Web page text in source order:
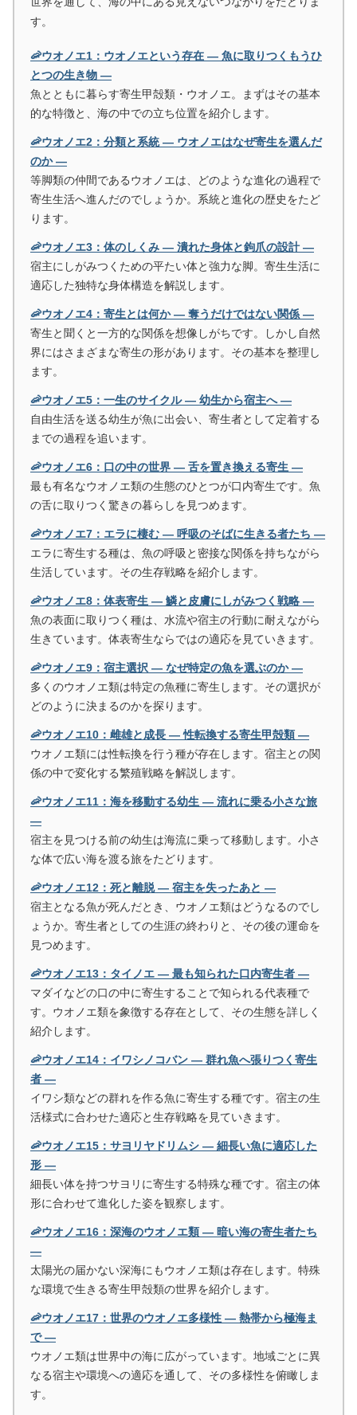
す。
🦐ウオノエ1：ウオノエという存在 ― 魚に取りつくもうひ
とつの生き物 ―
魚とともに暮らす寄生甲殻類・ウオノエ。まずはその基本
的な特徴と、海の中での立ち位置を紹介します。
🦐ウオノエ2：分類と系統 ― ウオノエはなぜ寄生を選んだ
のか ―
等脚類の仲間であるウオノエは、どのような進化の過程で
寄生生活へ進んだのでしょうか。系統と進化の歴史をたど
ります。
🦐ウオノエ3：体のしくみ ― 潰れた身体と鉤爪の設計 ―
宿主にしがみつくための平たい体と強力な脚。寄生生活に
適応した独特な身体構造を解説します。
🦐ウオノエ4：寄生とは何か ― 奪うだけではない関係 ―
寄生と聞くと一方的な関係を想像しがちです。しかし自然
界にはさまざまな寄生の形があります。その基本を整理し
ます。
🦐ウオノエ5：一生のサイクル ― 幼生から宿主へ ―
自由生活を送る幼生が魚に出会い、寄生者として定着する
までの過程を追います。
🦐ウオノエ6：口の中の世界 ― 舌を置き換える寄生 ―
最も有名なウオノエ類の生態のひとつが口内寄生です。魚
の舌に取りつく驚きの暮らしを見つめます。
🦐ウオノエ7：エラに棲む ― 呼吸のそばに生きる者たち ―
エラに寄生する種は、魚の呼吸と密接な関係を持ちながら
生活しています。その生存戦略を紹介します。
🦐ウオノエ8：体表寄生 ― 鱗と皮膚にしがみつく戦略 ―
魚の表面に取りつく種は、水流や宿主の行動に耐えながら
生きています。体表寄生ならではの適応を見ていきます。
🦐ウオノエ9：宿主選択 ― なぜ特定の魚を選ぶのか ―
多くのウオノエ類は特定の魚種に寄生します。その選択が
どのように決まるのかを探ります。
🦐ウオノエ10：雌雄と成長 ― 性転換する寄生甲殻類 ―
ウオノエ類には性転換を行う種が存在します。宿主との関
係の中で変化する繁殖戦略を解説します。
🦐ウオノエ11：海を移動する幼生 ― 流れに乗る小さな旅
―
宿主を見つける前の幼生は海流に乗って移動します。小さ
な体で広い海を渡る旅をたどります。
🦐ウオノエ12：死と離脱 ― 宿主を失ったあと ―
宿主となる魚が死んだとき、ウオノエ類はどうなるのでし
ょうか。寄生者としての生涯の終わりと、その後の運命を
見つめます。
🦐ウオノエ13：タイノエ ― 最も知られた口内寄生者 ―
マダイなどの口の中に寄生することで知られる代表種で
す。ウオノエ類を象徴する存在として、その生態を詳しく
紹介します。
🦐ウオノエ14：イワシノコバン ― 群れ魚へ張りつく寄生
者 ―
イワシ類などの群れを作る魚に寄生する種です。宿主の生
活様式に合わせた適応と生存戦略を見ていきます。
🦐ウオノエ15：サヨリヤドリムシ ― 細長い魚に適応した
形 ―
細長い体を持つサヨリに寄生する特殊な種です。宿主の体
形に合わせて進化した姿を観察します。
🦐ウオノエ16：深海のウオノエ類 ― 暗い海の寄生者たち
―
太陽光の届かない深海にもウオノエ類は存在します。特殊
な環境で生きる寄生甲殻類の世界を紹介します。
🦐ウオノエ17：世界のウオノエ多様性 ― 熱帯から極海ま
で ―
ウオノエ類は世界中の海に広がっています。地域ごとに異
なる宿主や環境への適応を通して、その多様性を俯瞰しま
す。